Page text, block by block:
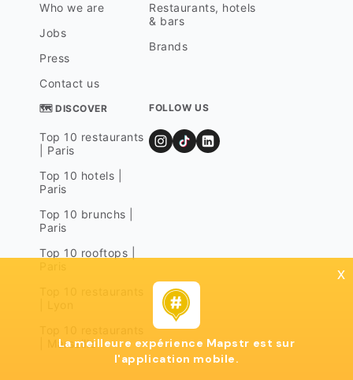
Who we are
Jobs
Press
Contact us
Restaurants, hotels
& bars
Brands
🗺 DISCOVER
Top 10 restaurants
| Paris
Top 10 hotels |
Paris
Top 10 brunchs |
Paris
Top 10 rooftops |
| Marseille
FOLLOW US
x
La meilleure expérience Mapstr est sur
l'application mobile.